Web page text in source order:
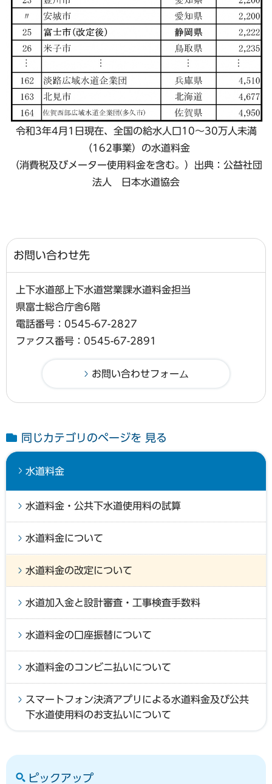
令和3年4月1日現在、全国の給水人口10～30万人未満
（162事業）の水道料金
（消費税及びメーター使用料金を含む。）出典：公益社団
法人 日本水道協会
お問い合わせ先
上下水道部上下水道営業課水道料金担当
県富士総合庁舎6階
電話番号：0545-67-2827
ファクス番号：0545-67-2891
同じカテゴリのページを 見る
水道料金
水道料金・公共下水道使用料の試算
水道料金について
水道料金の改定について
水道加入金と設計審査・工事検査手数料
水道料金の口座振替について
水道料金のコンビニ払いについて
スマートフォン決済アプリによる水道料金及び公共
下水道使用料のお支払いについて
ピックアップ